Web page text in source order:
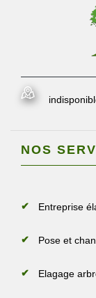
NOS
Entreprise
Pose et
Elagage